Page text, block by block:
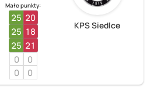
Małe punkty:
25 20
25 18
25 21
0
0
0
0
KPS Siedlce